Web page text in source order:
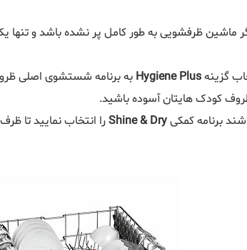
ماشین ظرفشویی به طور کامل پر نشده باشد و
گزینهHygiene Plus
کودک هایتان آسوده باشید.
برنامه کمکی
را انتخاب نمایید تا